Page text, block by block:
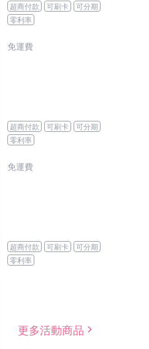
超商付款 可刷卡
可分期
零利率
免運費
超商付款 可刷卡
可分期
零利率
免運費
超商付款 可刷卡
可分期
零利率
更多活動商品